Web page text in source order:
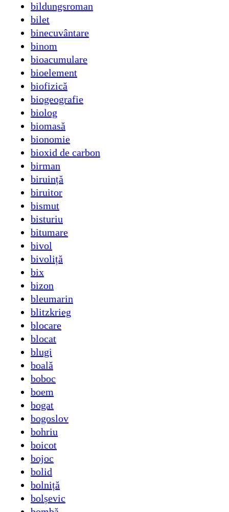
bildungsroman
bilet
binecuvântare
binom
bioacumulare
bioelement
biofizică
biogeografie
biolog
biomasă
bionomie
bioxid de carbon
birman
biruință
biruitor
bismut
bisturiu
bitumare
bivol
bivoliță
bix
bizon
bleumarin
blitzkrieg
blocare
blocat
blugi
boală
boboc
boem
bogat
bogoslov
bohriu
boicot
bojoc
bolid
bolniță
bolșevic